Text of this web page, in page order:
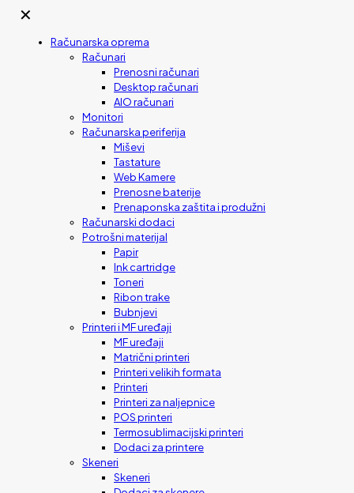
✕
Računarska oprema
Računari
Prenosni računari
Desktop računari
AIO računari
Monitori
Računarska periferija
Miševi
Tastature
Web Kamere
Prenosne baterije
Prenaponska zaštita i produžni
Računarski dodaci
Potrošni materijal
Papir
Ink cartridge
Toneri
Ribon trake
Bubnjevi
Printeri i MF uređaji
MF uređaji
Matrični printeri
Printeri velikih formata
Printeri
Printeri za naljepnice
POS printeri
Termosublimacijski printeri
Dodaci za printere
Skeneri
Skeneri